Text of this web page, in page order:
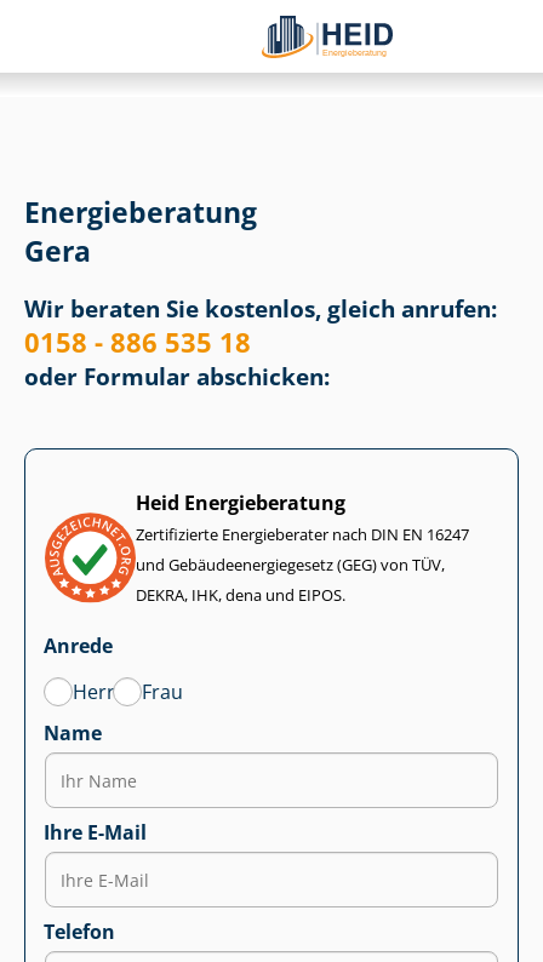
Energieberatung
Gera
Wir beraten Sie kostenlos, gleich anrufen:
0158 - 886 535 18
oder Formular abschicken:
Heid Energieberatung
Zertifizierte Energieberater nach DIN EN 16247
und Ge­bäu­de­en­er­gie­ge­setz (GEG) von TÜV,
DEKRA, IHK, dena und EIPOS.
Anrede
Herr
Frau
Name
Ihre E-Mail
Telefon